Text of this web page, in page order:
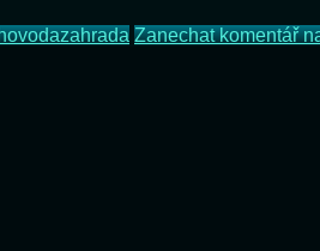
vodazahrada Zanechat komentář